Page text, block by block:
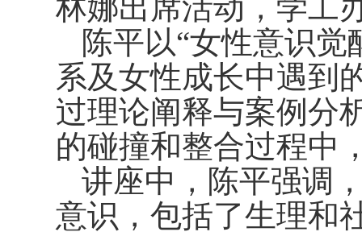
林娜出席活动 ，学工
陈平以“女性意识觉
系及女性成长中遇到
过理论阐释与案例分
的碰撞和整合过程中
讲座中 ， 陈平强调
意识，包括了生理和